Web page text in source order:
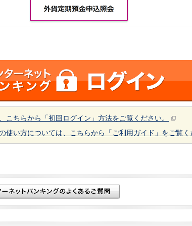
こちらから「初回ログイン」方法をご覧ください。
使い方については、こちらから「ご利用ガイド」をご覧く